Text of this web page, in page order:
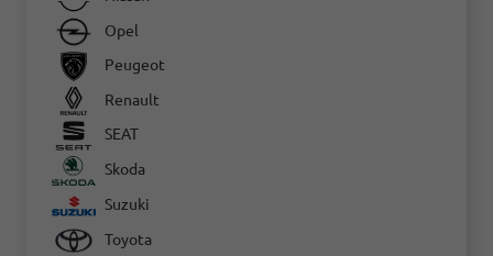
Opel
Peugeot
Renault
SEAT
Skoda
Suzuki
Toyota